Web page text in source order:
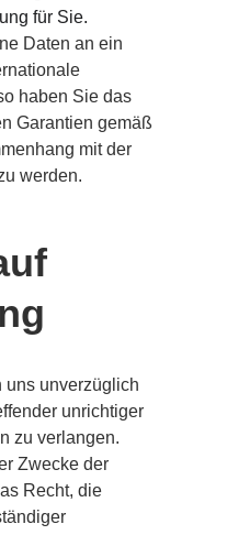
für Sie.
Daten an ein
haben Sie das
Garantien gemäß
mit der
werden.
uns unverzüglich
unrichtiger
zu verlangen.
Zwecke der
Recht, die